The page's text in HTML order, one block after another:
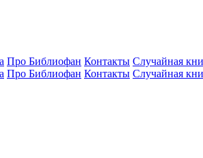
Про Библиофан Контакты Случайная
Про Библиофан Контакты Случайная